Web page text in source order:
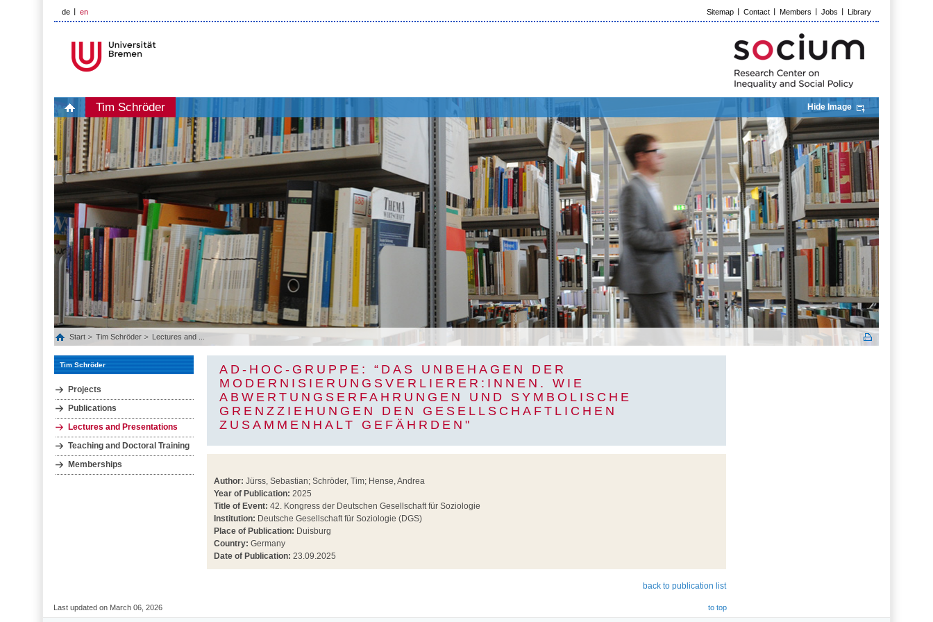
de en Sitemap Contact Members Jobs Library
Tim Schröder Hide Image
Start Tim Schröder Lectures and ...
Tim Schröder
Projects
Publications
Lectures and Presentations
Teaching and Doctoral Training
Memberships
AD-HOC-GRUPPE: “DAS UNBEHAGEN DER
MODERNISIERUNGSVERLIERER:INNEN. WIE
ABWERTUNGSERFAHRUNGEN UND SYMBOLISCHE
GRENZZIEHUNGEN DEN GESELLSCHAFTLICHEN
ZUSAMMENHALT GEFÄHRDEN"
Author: Jürss, Sebastian; Schröder, Tim; Hense, Andrea
Year of Publication: 2025
Title of Event: 42. Kongress der Deutschen Gesellschaft für Soziologie
Institution: Deutsche Gesellschaft für Soziologie (DGS)
Place of Publication: Duisburg
Country: Germany
Date of Publication: 23.09.2025
back to publication list
Last updated on March 06, 2026 to top